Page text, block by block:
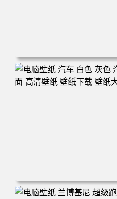
电脑壁纸 抽象 AI艺术 线条
纸 壁纸下载 壁纸大全
电脑壁纸 汽车 白色 灰色 汽